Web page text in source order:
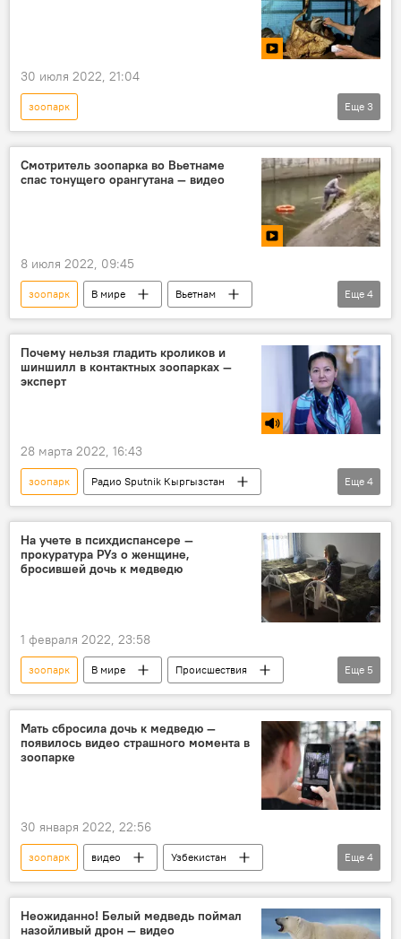
30 июля 2022, 21:04
зоопарк
Спецоперация России по защите Донбасса
видео
Мариуполь
Еще 3
Смотритель зоопарка во Вьетнаме
спас тонущего орангутана — видео
8 июля 2022, 09:45
зоопарк В мире
Вьетнам
сотрудник
орангутанг
спасение
видео
Еще 4
Почему нельзя гладить кроликов и
шиншилл в контактных зоопарках —
эксперт
28 марта 2022, 16:43
зоопарк
Радио Sputnik Кыргызстан
кролик
экзотика
животные
Кыргызстан
Еще 4
На учете в психдиспансере —
прокуратура РУз о женщине,
бросившей дочь к медведю
1 февраля 2022, 23:58
зоопарк В мире
Происшествия
Генеральная прокуратура
Узбекистан
Ташкент
Еще 5
Мать сбросила дочь к медведю —
появилось видео страшного момента в
зоопарке
30 января 2022, 22:56
зоопарк видео
Узбекистан
дочь
мать
медведь
Происшествия
Еще 4
Неожиданно! Белый медведь поймал
назойливый дрон — видео